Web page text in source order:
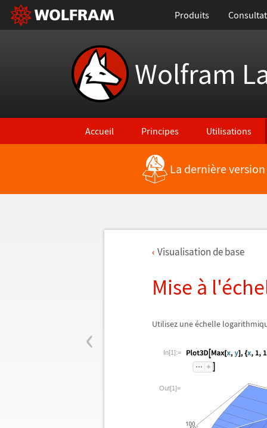
Produits
Wolfram
Accueil Principes Utilisations
La dernière
‹
Visualisation de base
Mise à l'é
Utilisez uneéchelle
In[1]:=
Out[1]=